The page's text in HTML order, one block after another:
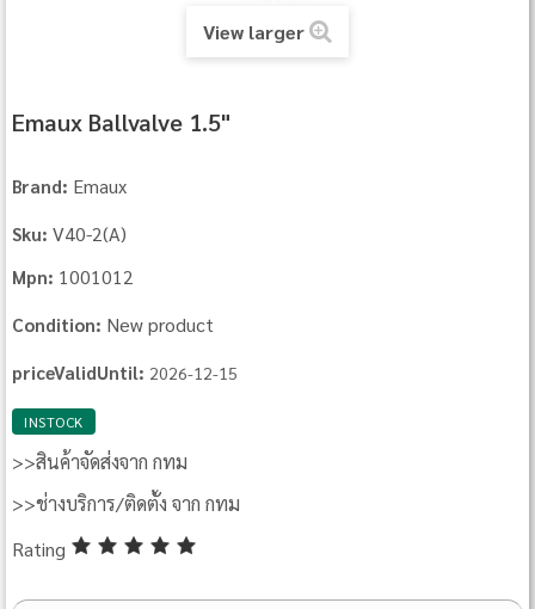
View larger
Emaux Ballvalve 1.5"
Brand: Emaux
Sku: V40‐2(A)
Mpn: 1001012
Condition: New product
priceValidUntil: 2026-12-15
INSTOCK
>>สินค้าจัดส่งจาก กทม
>>ช่างบริการ/ติดตั้ง จาก กทม
Rating